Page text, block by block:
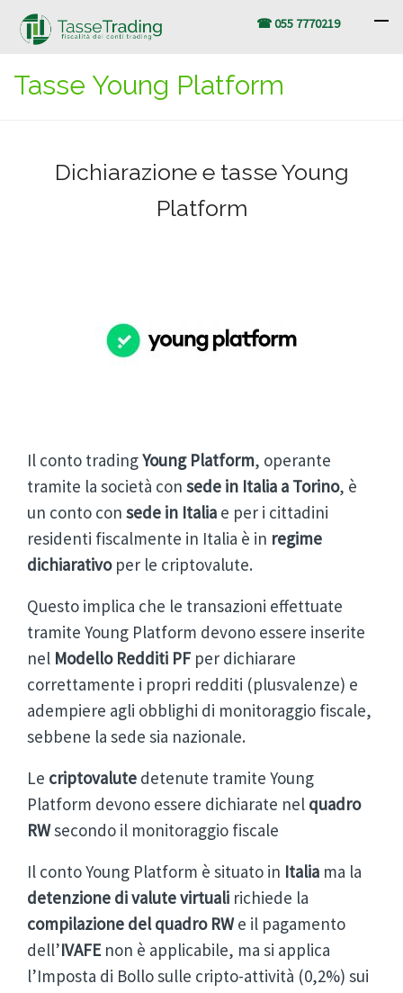
☎ 055 7770219
Tasse Young Platform
Dichiarazione e tasse Young
Platform
Il conto tradingYoung Platform, operante
tramite la società con sede in Italia a Torino, è
un conto con sede in Italia e per i cittadini
residenti fiscalmente in Italia è in regime
dichiarativoper le criptovalute.
Questo implica che le transazioni effettuate
tramite Young Platform devono essere inserite
nel Modello Redditi PF per dichiarare
correttamente i propri redditi (plusvalenze) e
adempiere agli obblighi di monitoraggio fiscale,
sebbene la sede sia nazionale.
Le criptovalute detenute tramite Young
Platform devono essere dichiarate nel quadro
RWsecondo il monitoraggio fiscale
Il conto Young Platform è situato in Italia ma la
detenzione di valute virtuali richiede la
compilazione del quadro RWe il pagamento
dell’IVAFE non è applicabile, ma si applica
l’Imposta di Bollo sulle cripto-attività (0,2%) sui